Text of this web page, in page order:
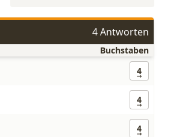
4 Antworten
Buchstaben
4
4
4